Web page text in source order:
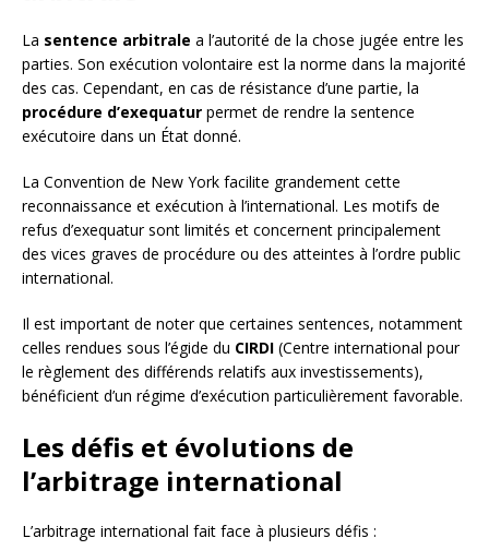
La sentence arbitrale a l’autorité de la chose jugée entre les
parties. Son exécution volontaire est la norme dans la majorité
des cas. Cependant, en cas de résistance d’une partie, la
procédure d’exequatur permet de rendre la sentence
exécutoire dans un État donné.
La Convention de New York facilite grandement cette
reconnaissance et exécution à l’international. Les motifs de
refus d’exequatur sont limités et concernent principalement
des vices graves de procédure ou des atteintes à l’ordre public
international.
Il est important de noter que certaines sentences, notamment
celles rendues sous l’égide du CIRDI (Centre international pour
le règlement des différends relatifs aux investissements),
bénéficient d’un régime d’exécution particulièrement favorable.
Les défis et évolutions de
l’arbitrage international
L’arbitrage international fait face à plusieurs défis :